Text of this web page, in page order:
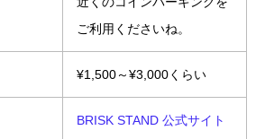
ご利用くださいね。
¥1,500～¥3,000くらい
BRISK STAND 公式サイト